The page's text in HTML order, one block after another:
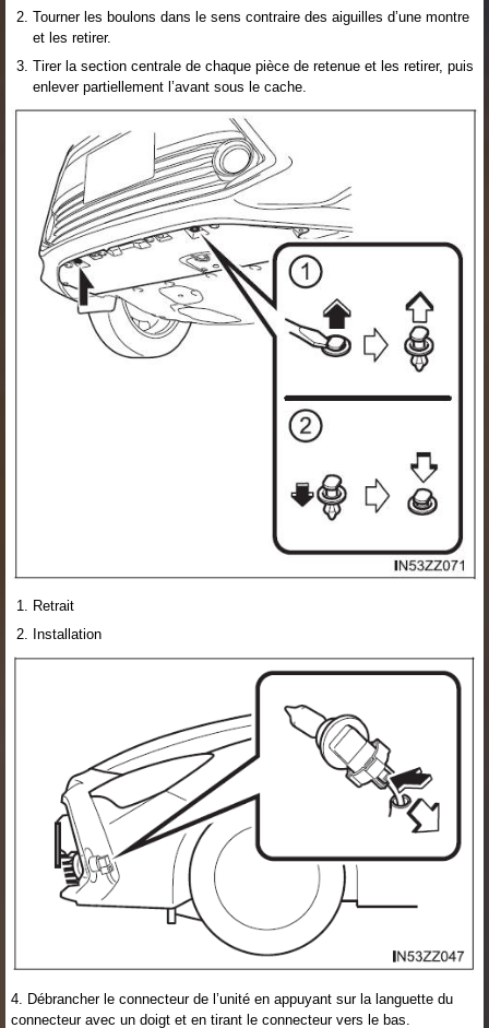
Tourner les boulons dans le sens contraire des aiguilles d’une montre
et les retirer.
Tirer la section centrale de chaque pièce de retenue et les retirer, puis
enlever partiellement l’avant sous le cache.
Retrait
Installation
4. Débrancher le connecteur de l’unité en appuyant sur la languette du
connecteur avec un doigt et en tirant le connecteur vers le bas.